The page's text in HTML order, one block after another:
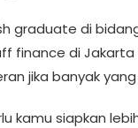
graduate di
finance di
jika banyak
kamu siapkan